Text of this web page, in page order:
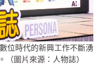
位時代的新興工作不斷湧
（圖片來源：人物誌）